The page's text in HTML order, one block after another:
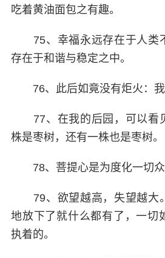
吃着黄油面包之有趣。
75、幸福永远存在于人类
存在于和谐与稳定之中。
76、此后如竟没有炬火：我
77、在我的后园，可以看
株是枣树，还有一株也是枣树。
78、菩提心是为度化一切众
79、欲望越高，失望越大
地放下了就什么都有了，一切
执着的。